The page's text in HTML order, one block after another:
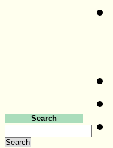
Search